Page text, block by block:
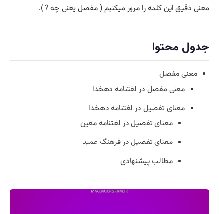
معنی دقیق این کلمه را مرور میکنیم ( مفصل یعنی چه ? ).
جدول محتوا
معنی مفصل
معنی مفصل در لغتنامه دهخدا
معنای تفصیل در لغتنامه دهخدا
معنای تفصیل در لغتنامه معین
معنای تفصیل در فرهنگ عمید
مطالب پیشنهادی